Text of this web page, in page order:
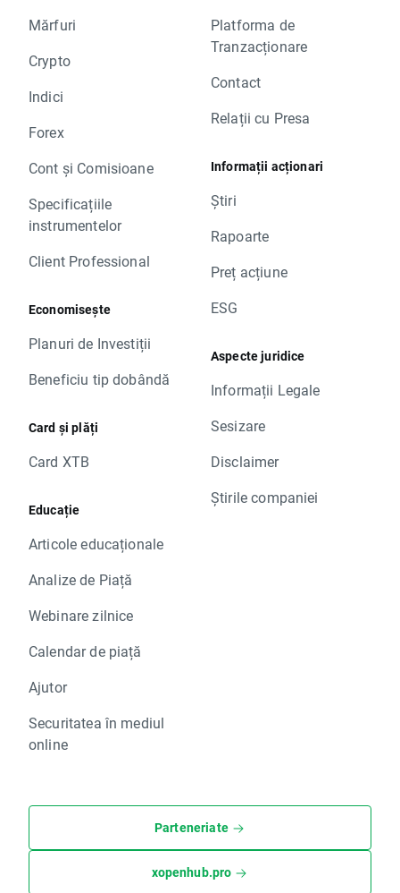
Mărfuri
Crypto
Indici
Forex
Cont și Comisioane
Specificațiile
instrumentelor
Client Professional
Economisește
Planuri de Investiții
Beneficiu tip dobândă
Card și plăți
Card XTB
Educație
Articole educaționale
Analize de Piață
Webinare zilnice
Calendar de piață
Ajutor
Securitatea în mediul
online
Platforma de
Tranzacționare
Contact
Relații cu Presa
Informații acționari
Știri
Rapoarte
Preț acțiune
ESG
Aspecte juridice
Informații Legale
Sesizare
Disclaimer
Știrile companiei
Parteneriate
xopenhub.pro